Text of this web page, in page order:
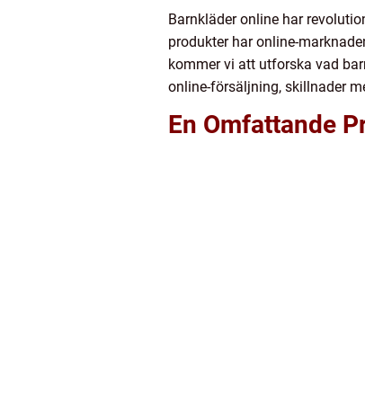
Barnkläder online har
produkter har online-
kommer vi att utforska vad
online-försäljning, skillnader
En Omfattande